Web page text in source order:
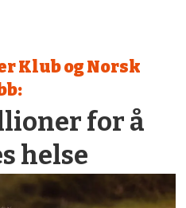
Klub og Norsk
for å
helse